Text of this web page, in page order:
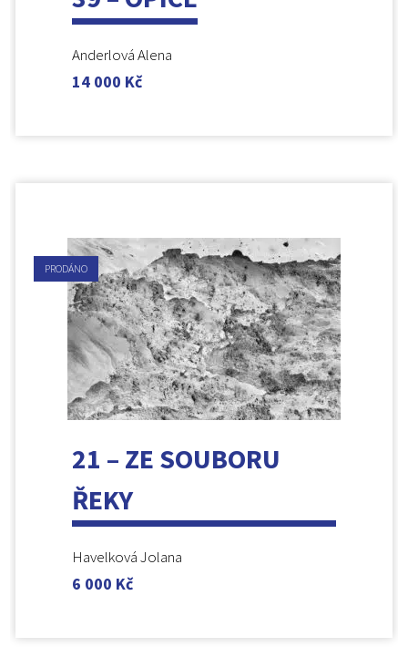
Anderlová Alena
14 000 Kč
PRODÁNO
21 – ZE SOUBORU
ŘEKY
Havelková Jolana
6 000 Kč